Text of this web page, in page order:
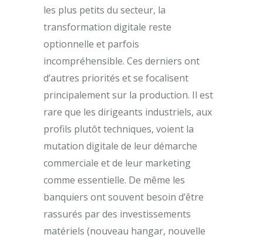
les plus petits du secteur, la
transformation digitale reste
optionnelle et parfois
incompréhensible. Ces derniers ont
d’autres priorités et se focalisent
principalement sur la production. Il est
rare que les dirigeants industriels, aux
profils plutôt techniques, voient la
mutation digitale de leur démarche
commerciale et de leur marketing
comme essentielle. De même les
banquiers ont souvent besoin d’être
rassurés par des investissements
matériels (nouveau hangar, nouvelle